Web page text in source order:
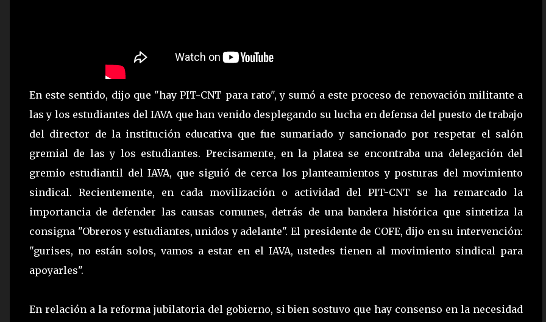
En este sentido, dijo que "hay PIT-CNT para rato", y sumó a este proceso de renovación militante a
las y los estudiantes del IAVA que han venido desplegando su lucha en defensa del puesto de trabajo
del director de la institución educativa que fue sumariado y sancionado por respetar el salón
gremial de las y los estudiantes. Precisamente, en la platea se encontraba una delegación del
gremio estudiantil del IAVA, que siguió de cerca los planteamientos y posturas del movimiento
sindical. Recientemente, en cada movilización o actividad del PIT-CNT se ha remarcado la
importancia de defender las causas comunes, detrás de una bandera histórica que sintetiza la
consigna "Obreros y estudiantes, unidos y adelante". El presidente de COFE, dijo en su intervención:
"gurises, no están solos, vamos a estar en el IAVA, ustedes tienen al movimiento sindical para
apoyarles".
En relación a la reforma jubilatoria del gobierno, si bien sostuvo que hay consenso en la necesidad